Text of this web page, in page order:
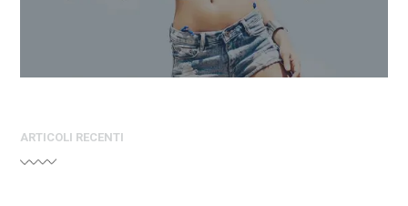
ARTICOLI RECENTI